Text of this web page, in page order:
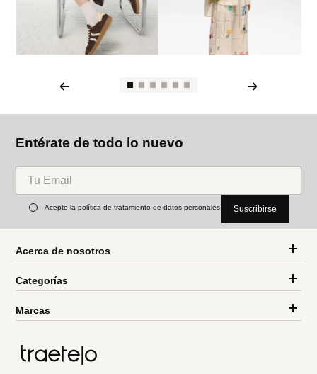
Entérate de todo lo nuevo
Acepto la política de tratamiento de datos personales Suscribirse
Acerca de nosotros
Categorías
Marcas